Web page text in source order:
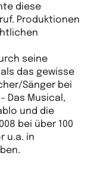
diese
Produktionen
seine
das gewisse
Sänger bei
Das Musical,
und die
bei über 100
u.a. in